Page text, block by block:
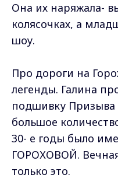
Она их наряжала-
колясочках, а
шоу.
Про дороги на
легенды. Галина
подшивку Призыва
большое
30- е годы было
ГОРОХОВОЙ.
только это.